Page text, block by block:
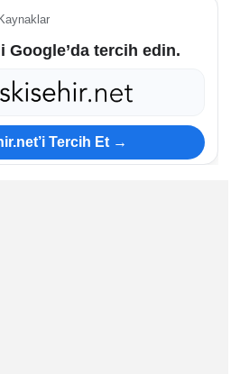
Google’da tercih edin.
Tercih Et →